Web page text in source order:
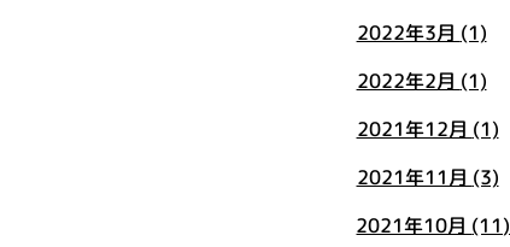
2022年3月 (1)
2022年2月 (1)
2021年12月 (1)
2021年11月 (3)
2021年10月 (11)